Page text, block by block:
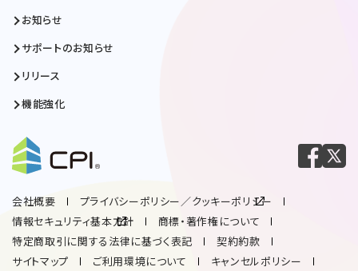
お知らせ
サポートのお知らせ
リリース
機能強化
会社概要
プライバシーポリシー／クッキーポリシー
情報セキュリティ基本方針
商標・著作権について
特定商取引に関する法律に基づく表記
契約約款
サイトマップ
ご利用環境について キャンセルポリシー